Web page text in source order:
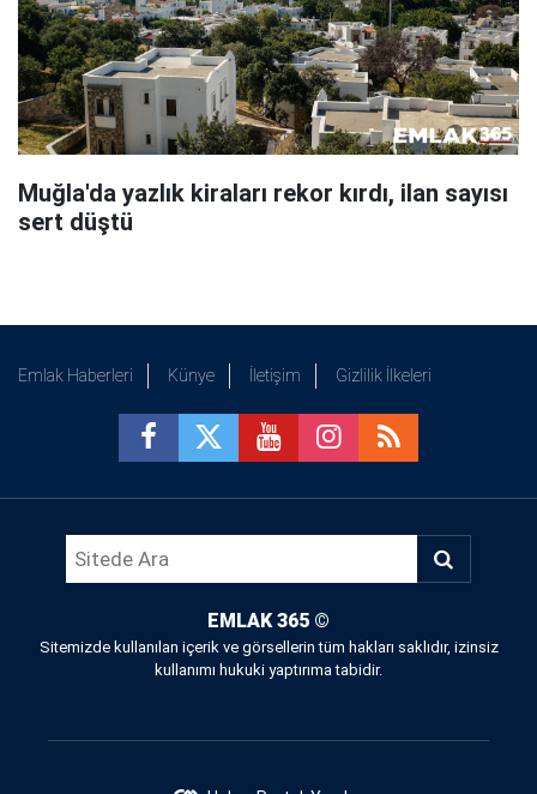
Muğla'da yazlık kiraları rekor kırdı, ilan sayısı
sert düştü
Emlak Haberleri Künye İletişim Gizlilik İlkeleri
EMLAK 365 ©
Sitemizde kullanılan içerik ve görsellerin tüm hakları saklıdır, izinsiz
kullanımı hukuki yaptırıma tabidir.